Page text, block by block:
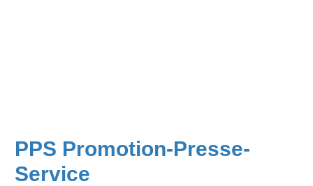
PPS Promotion-Presse-
Service